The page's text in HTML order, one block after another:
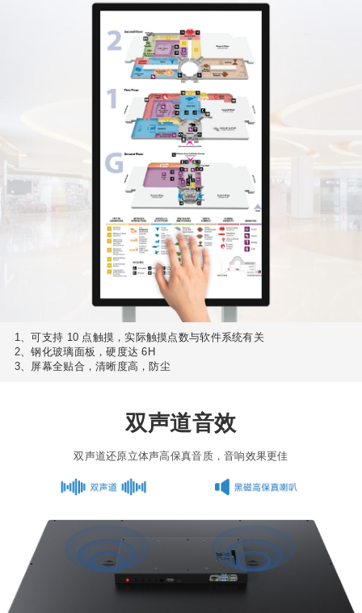
1、可支持 10 点触摸，实际触摸点数与软件系统有关
2、钢化玻璃面板，硬度达 6H
3、屏幕全贴合，清晰度高，防尘
双声道音效
双声道还原立体声高保真音质，音响效果更佳